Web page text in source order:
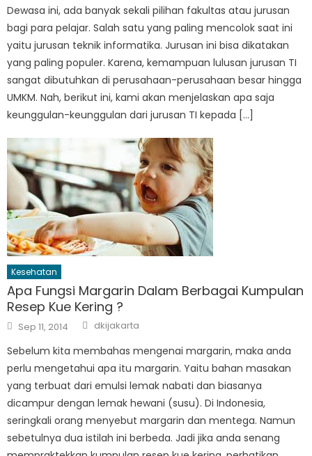
Dewasa ini, ada banyak sekali pilihan fakultas atau jurusan
bagi para pelajar. Salah satu yang paling mencolok saat ini
yaitu jurusan teknik informatika. Jurusan ini bisa dikatakan
yang paling populer. Karena, kemampuan lulusan jurusan TI
sangat dibutuhkan di perusahaan-perusahaan besar hingga
UMKM. Nah, berikut ini, kami akan menjelaskan apa saja
keunggulan-keunggulan dari jurusan TI kepada […]
Kesehatan
Apa Fungsi Margarin Dalam Berbagai Kumpulan
Resep Kue Kering ?
Posted
on
Sep 11, 2014 Author
dkijakarta
Sebelum kita membahas mengenai margarin, maka anda
perlu mengetahui apa itu margarin. Yaitu bahan masakan
yang terbuat dari emulsi lemak nabati dan biasanya
dicampur dengan lemak hewani (susu). Di Indonesia,
seringkali orang menyebut margarin dan mentega. Namun
sebetulnya dua istilah ini berbeda. Jadi jika anda senang